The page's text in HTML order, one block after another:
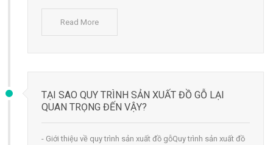
Read More
TẠI SAO QUY TRÌNH SẢN XUẤT ĐỒ GỖ LẠI
QUAN TRỌNG ĐẾN VẬY?
- Giới thiệu về quy trình sản xuất đồ gỗQuy trình sản xuất đồ